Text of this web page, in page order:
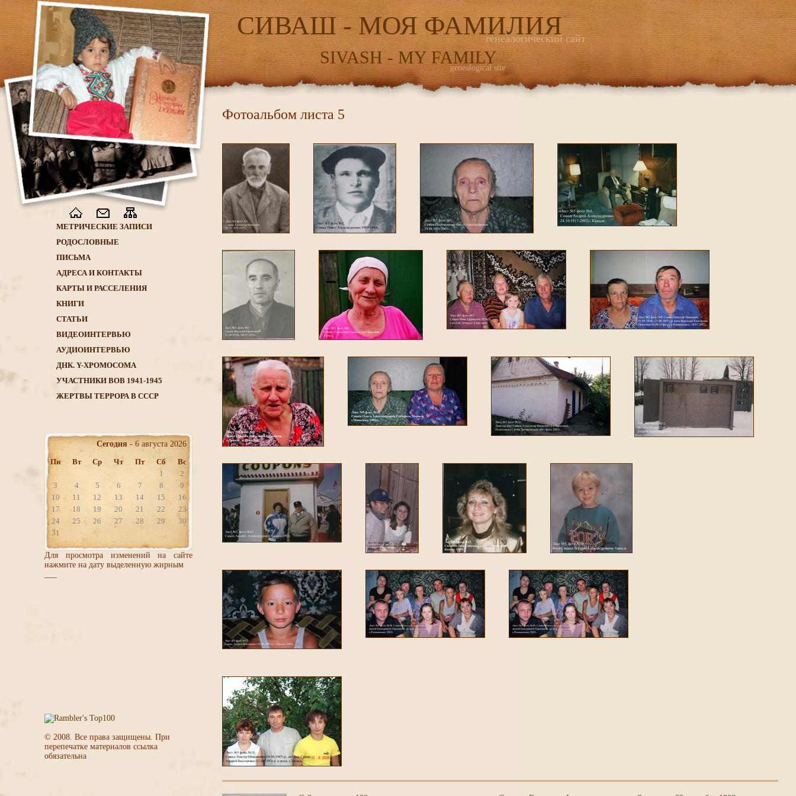
СИВАШ - МОЯ ФАМИЛИЯ
генеалогический сайт
SIVASH - MY FAMILY
genealogical site
МЕТРИЧЕСКИЕ ЗАПИСИ
РОДОСЛОВНЫЕ
ПИСЬМА
АДРЕСА И КОНТАКТЫ
КАРТЫ И РАССЕЛЕНИЯ
КНИГИ
CТАТЬИ
ВИДЕОИНТЕРВЬЮ
АУДИОИНТЕРВЬЮ
ДНК. Y-ХРОМОСОМА
УЧАСТНИКИ ВОВ 1941-1945
ЖЕРТВЫ ТЕРРОРА В СССР
Сегодня - 6 августа 2026
Пн
Вт Ср Чт Пт Сб
Вс
1
2
3
4 5 6 7 8
9
10
11 12 13 14 15
16
17
18 19 20 21 22
23
24
25 26 27 28 29
30
31
Для просмотра изменений на сайте
нажмите на дату выделенную жирным
© 2008. Все права защищены. При
перепечатке материалов ссылка
обязательна
Фотоальбом листа 5